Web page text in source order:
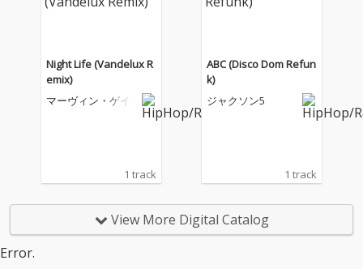
Night Life (Vandelux R
emix)
マーヴィン・ゲイ
1 track
ABC (Disco Dom Refun
k)
ジャクソン5
1 track
View More Digital Catalog
Error.